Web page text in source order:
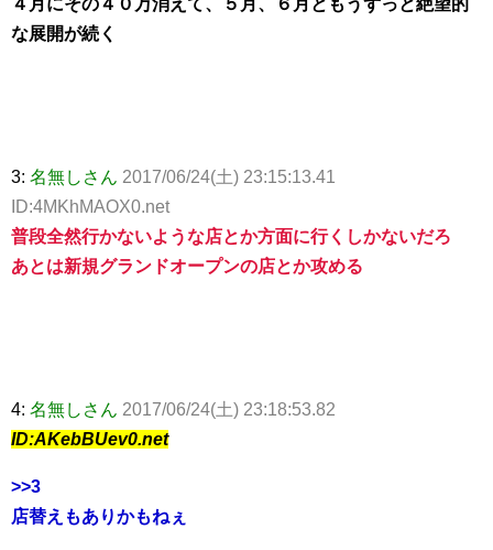
４月にその４０万消えて、５月、６月ともうずっと絶望的
な展開が続く
3: 名無しさん 2017/06/24(土) 23:15:13.41
ID:4MKhMAOX0.net
普段全然行かないような店とか方面に行くしかないだろ
あとは新規グランドオープンの店とか攻める
4: 名無しさん 2017/06/24(土) 23:18:53.82
ID:AKebBUev0.net
>>3
店替えもありかもねぇ